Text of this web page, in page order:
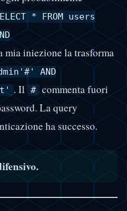
* FROM users
mia iniezione la trasforma
AND
. Il # commenta fuori
La query
ha successo.